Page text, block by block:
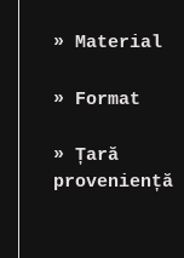
» Material
» Format
» Țară
proveniență